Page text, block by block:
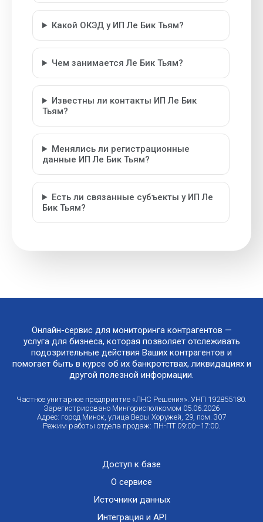
Какой ОКЭД у ИП Ле Бик Тьям?
Чем занимается Ле Бик Тьям?
Известны ли контакты ИП Ле Бик
Тьям?
Менялись ли регистрационные
данные ИП Ле Бик Тьям?
Есть ли связанные субъекты у ИП Ле
Бик Тьям?
Онлайн-сервис для мониторинга контрагентов —
услуга для бизнеса, которая позволяет отслеживать
подозрительные действия Ваших контрагентов и
помогает быть в курсе об их банкротствах, ликвидациях и
другой полезной информации.
Частное унитарное предприятие «ЛНС Решения». УНП 192855180.
Зарегистрировано Мингорисполкомом 05.06.2026
Адрес: город Минск, улица Веры Хоружей, 29, пом. 307
Режим работы отдела продаж: ПН-ПТ 09:00–17:00.
Доступ к базе
О сервисе
Источники данных
Интеграция и API